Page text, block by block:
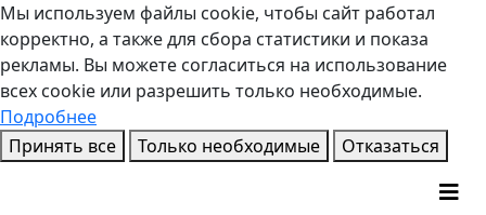
Мы используем файлы cookie, чтобы сайт работал
корректно, а также для сбора статистики и показа
рекламы. Вы можете согласиться на использование
всех cookie или разрешить только необходимые.
Подробнее
Принять все
Только необходимые Отказаться